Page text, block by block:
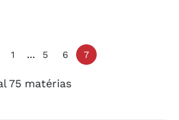
1 ... 5 6 7
75 matérias